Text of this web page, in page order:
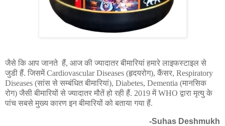
जैसे कि आप जानते हैं, आज की ज्यादातर बीमारियां हमारे लाइफस्टाइल से
जुडी हैं. जिसमें Cardiovascular Diseases (हृदयरोग), कैंसर, Respiratory
Diseases (सांस से सम्बंधित बीमारियां), Diabetes, Dementia (मानसिक
रोग) जैसी बीमारियों से ज्यादातर मौतें हो रही हैं. 2019 में WHO द्वारा मृत्यु के
पांच सबसे मुख्य कारण इन बीमारियों को बताया गया हैं.
-Suhas Deshmukh